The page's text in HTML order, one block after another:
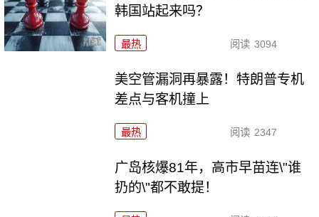
韩国站起来吗？
最热 阅读 3094
美空管漏洞再暴露！特朗普专机
差点与客机撞上
最热 阅读 2347
广岛核爆81年，高市早苗连\"谁
扔的\"都不敢提！